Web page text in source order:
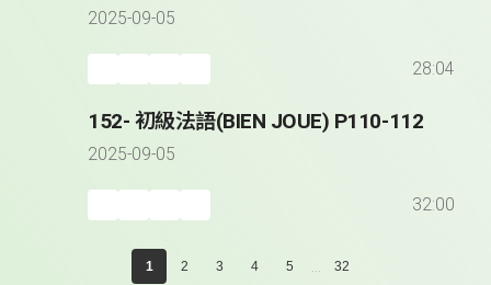
2025-09-05
28:04
152- 初級法語(BIEN JOUE) P110-112
2025-09-05
32:00
1 2 3 4 5 ... 32